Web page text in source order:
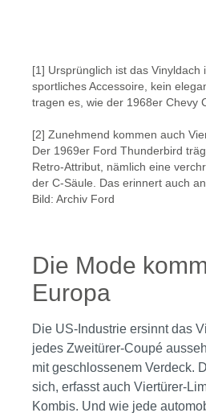
[1] Ursprünglich ist das Vinyldach
sportliches Accessoire, kein
tragen es, wie der 1968er Chevy
[2] Zunehmend kommen auch
Der 1969er Ford Thunderbird
Retro-Attribut, nämlich eine
der C-Säule. Das erinnert auch
Bild: Archiv Ford
Die Mode
Europa
Die US-Industrie ersinnt das
jedes Zweitürer-Coupé
mit geschlossenem Verdeck.
sich, erfasst auch Viertürer-
Kombis. Und wie jede